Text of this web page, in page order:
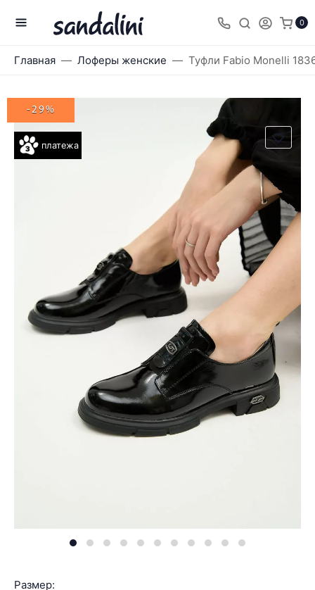
0
Главная Лоферы женские Туфли Fabio Monelli
платежа
-29%
Размер: